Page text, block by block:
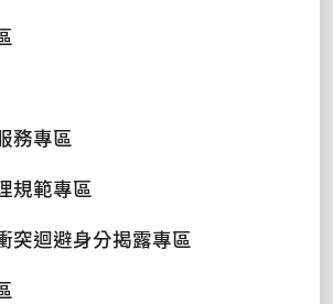
務專區
規範專區
突迴避身分揭露專區